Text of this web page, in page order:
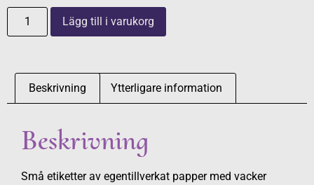
Lägg till i varukorg
Beskrivning Ytterligare information
Beskrivning
Små etiketter av egentillverkat papper med vacker